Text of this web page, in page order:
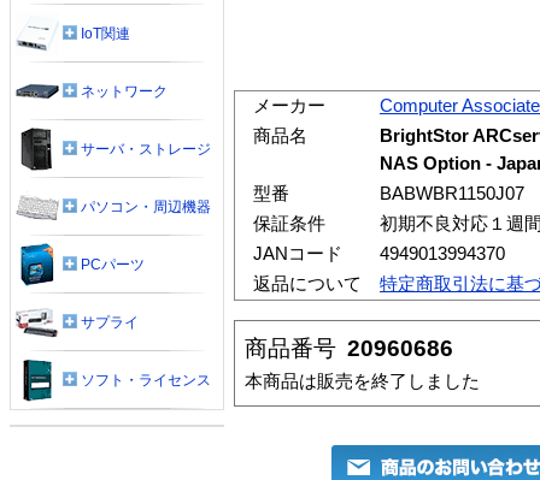
メーカー
Computer
商品名
BrightStor
NAS Option -
型番
BABWBR1150J07
保証条件
初期不良対応１週
JANコード
4949013994370
返品について
特定商取引法に基
商品番号 20960686
本商品は販売を終了しました
IoT関連
ネットワーク
サーバ・ストレージ
パソコン・周辺機器
PCパーツ
サプライ
ソフト・ライセンス